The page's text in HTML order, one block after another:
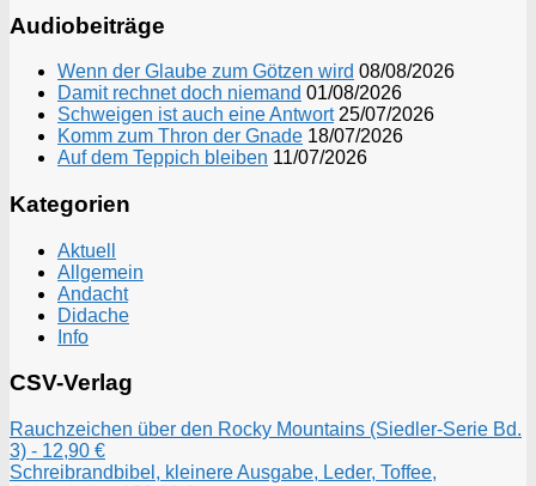
Audiobeiträge
Wenn der Glaube zum Götzen wird 08/08/2026
Damit rechnet doch niemand 01/08/2026
Schweigen ist auch eine Antwort 25/07/2026
Komm zum Thron der Gnade 18/07/2026
Auf dem Teppich bleiben 11/07/2026
Kategorien
Aktuell
Allgemein
Andacht
Didache
Info
CSV-Verlag
Rauchzeichen über den Rocky Mountains (Siedler-Serie Bd.
3) - 12,90 €
Schreibrandbibel, kleinere Ausgabe, Leder, Toffee,